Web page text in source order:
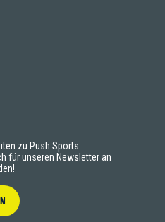
zu Push Sports
für unseren Newsletter an